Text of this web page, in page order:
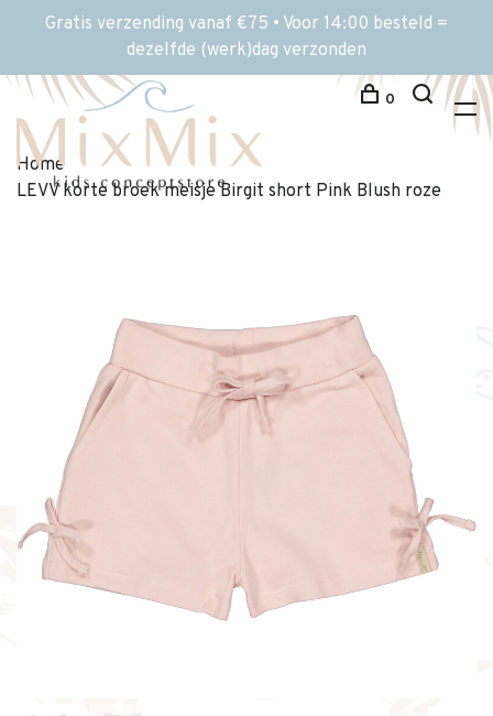
Gratis verzending vanaf €75 • Voor 14:00 besteld =
dezelfde (werk)dag verzonden
0
Home
LEVV korte broek meisje Birgit short Pink Blush roze